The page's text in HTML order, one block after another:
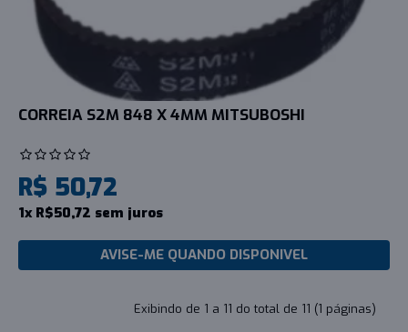
CORREIA S2M 848 X 4MM MITSUBOSHI
R$ 50,72
1x R$50,72 sem juros
AVISE-ME QUANDO DISPONIVEL
Exibindo de 1 a 11 do total de 11 (1 páginas)